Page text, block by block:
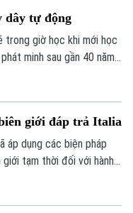
dây tự động
trong giờ học khi mới học
minh sau gần 40 năm
Dreams không chỉ mở ra
cho người yêu thích môn
còn truyền cảm hứng về
giới đáp trả Italia
áp dụng các biện pháp
tạm thời đối với hành